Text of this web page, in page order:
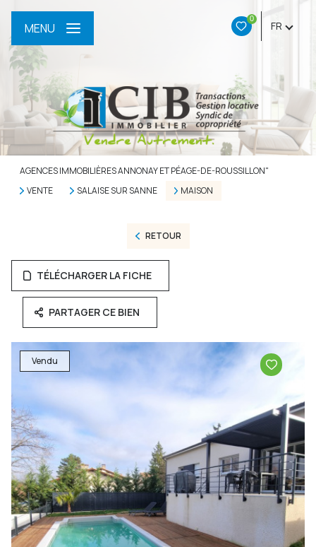
0
FR
MENU
AGENCES IMMOBILIÈRES ANNONAY ET PÉAGE-DE-ROUSSILLON"
VENTE
SALAISE SUR SANNE MAISON
RETOUR
TÉLÉCHARGER LA FICHE
PARTAGER CE BIEN
Vendu